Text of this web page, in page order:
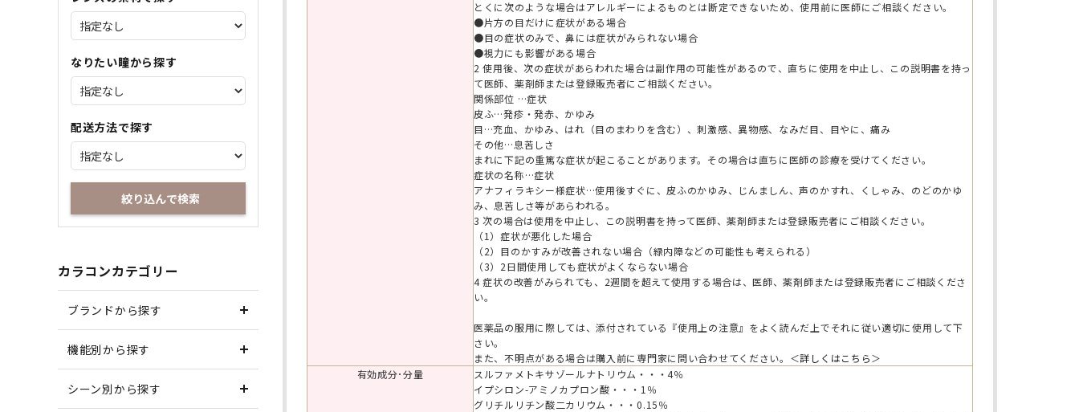
なりたい瞳から探す
配送方法で探す
絞り込んで検索
カラコンカテゴリー
ブランドから探す
機能別から探す
シーン別から探す
とくに次のような場合はアレルギーによるものとは断定できないため、使用前に医師にご相談ください。
●片方の目だけに症状がある場合
●目の症状のみで、鼻には症状がみられない場合
●視力にも影響がある場合
2 使用後、次の症状があらわれた場合は副作用の可能性があるので、直ちに使用を中止し、この説明書を持っ
て医師、薬剤師または登録販売者にご相談ください。
関係部位 …症状
皮ふ…発疹・発赤、かゆみ
目…充血、かゆみ、はれ（目のまわりを含む）、刺激感、異物感、なみだ目、目やに、痛み
その他…息苦しさ
まれに下記の重篤な症状が起こることがあります。その場合は直ちに医師の診療を受けてください。
症状の名称…症状
アナフィラキシー様症状…使用後すぐに、皮ふのかゆみ、じんましん、声のかすれ、くしゃみ、のどのかゆ
み、息苦しさ等があらわれる。
3 次の場合は使用を中止し、この説明書を持って医師、薬剤師または登録販売者にご相談ください。
（1）症状が悪化した場合
（2）目のかすみが改善されない場合（緑内障などの可能性も考えられる）
（3）2日間使用しても症状がよくならない場合
4 症状の改善がみられても、2週間を超えて使用する場合は、医師、薬剤師または登録販売者にご相談くださ
い。
医薬品の服用に際しては、添付されている『使用上の注意』をよく読んだ上でそれに従い適切に使用して下
さい。
また、不明点がある場合は購入前に専門家に問い合わせてください。＜詳しくはこちら＞
有効成分･分量
スルファメトキサゾールナトリウム・・・4％
イプシロン-アミノカプロン酸・・・1％
グリチルリチン酸二カリウム・・・0.15％